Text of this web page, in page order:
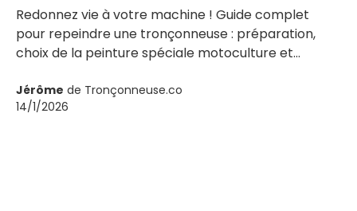
Redonnez vie à votre machine ! Guide complet
pour repeindre une tronçonneuse : préparation,
choix de la peinture spéciale motoculture et
Jérôme de Tronçonneuse.co
14/1/2026